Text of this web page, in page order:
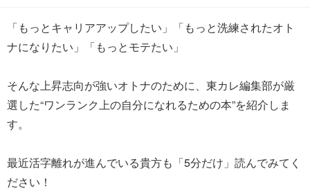
「もっとキャリアアップしたい」「もっと洗練されたオト
ナになりたい」「もっとモテたい」
そんな上昇志向が強いオトナのために、東カレ編集部が厳
選した“ワンランク上の自分になれるための本”を紹介しま
す。
最近活字離れが進んでいる貴方も「5分だけ」読んでみてく
ださい！